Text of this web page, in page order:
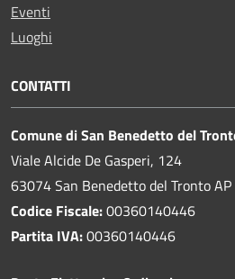
Eventi
Luoghi
CONTATTI
Comune di San Benedetto del
Viale Alcide De Gasperi, 124
63074 San Benedetto del Tronto AP
Codice Fiscale:00360140446
Partita IVA:00360140446